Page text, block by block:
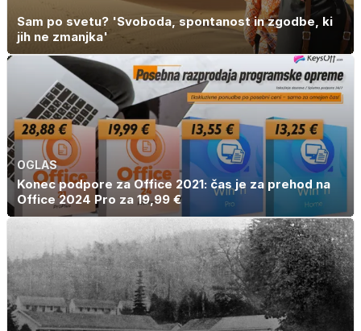
Sam po svetu? 'Svoboda, spontanost in zgodbe, ki
jih ne zmanjka'
OGLAS
Konec podpore za Office 2021: čas je za prehod na
Office 2024 Pro za 19,99 €